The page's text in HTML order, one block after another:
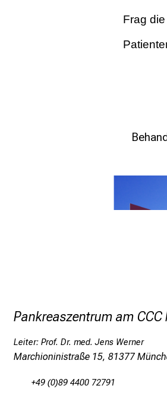
Frag
Pankreaszentrum am CCC
Leiter: Prof. Dr. med. Jens Werner
Marchioninistraße 15, 81377
+49 (0)89 4400 72791